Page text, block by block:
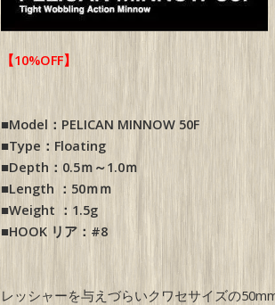
【10%OFF】
■Model：PELICAN MINNOW 50F
■Type：Floating
■Depth：0.5ｍ～1.0ｍ
■Length ：50ｍｍ
■Weight ：1.5g
■HOOK リア：#8
レッシャーを与えづらいクワセサイズの